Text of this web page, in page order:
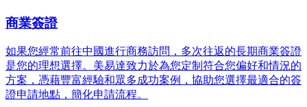
商業簽證
如果您經常前往中國進行商務訪問，多次往返的長期商業簽證
是您的理想選擇。美易達致力於為您定制符合您偏好和情況的
方案，憑藉豐富經驗和眾多成功案例，協助您選擇最適合的簽
證申請地點，簡化申請流程。